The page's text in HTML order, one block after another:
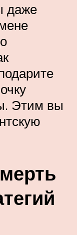
даже
Этим вы